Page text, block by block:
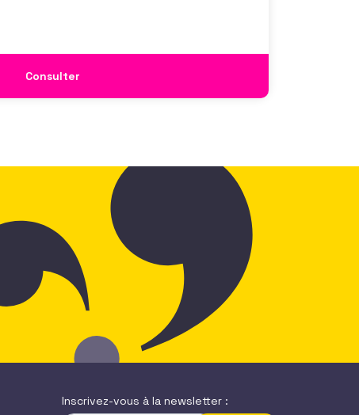
Consulter
Inscrivez-vous à la newsletter :